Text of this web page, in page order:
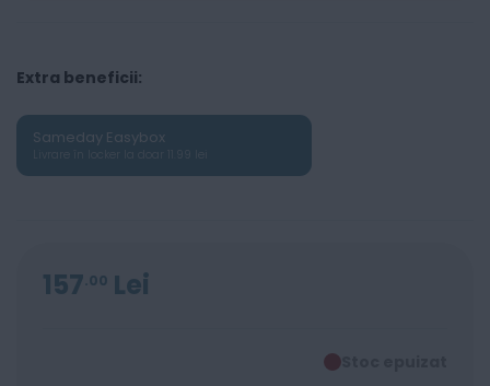
Extra beneficii:
Sameday Easybox
157 00 Lei